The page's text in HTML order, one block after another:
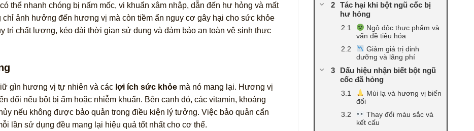
thể nhanh chóng bị nấm mốc, vi khuẩn xâm nhập, dẫn đến hư hỏng và mất
ảnh hưởng đến hương vị mà còn tiềm ẩn nguy cơ gây hại cho sức khỏe
trì chất lượng, kéo dài thời gian sử dụng và đảm bảo an toàn vệ sinh thực
gìn hương vị tự nhiên và các lợi ích sức khỏe mà nó mang lại. Hương vị
đổi nếu bột bị ẩm hoặc nhiễm khuẩn. Bên cạnh đó, các vitamin, khoáng
nếu không được bảo quản trong điều kiện lý tưởng. Việc bảo quản cẩn
lần sử dụng đều mang lại hiệu quả tốt nhất cho cơ thể.
Tác hại khi bột ngũ cốc bị
hư hỏng
Ngộ độc thực phẩm và
vấn đề tiêu hóa
Giảm giá trị dinh
dưỡng và lãng phí
Dấu hiệu nhận biết bột ngũ
cốc đã hỏng
Mùi lạ và hương vị biến
đổi
Thay đổi màu sắc và
kết cấu